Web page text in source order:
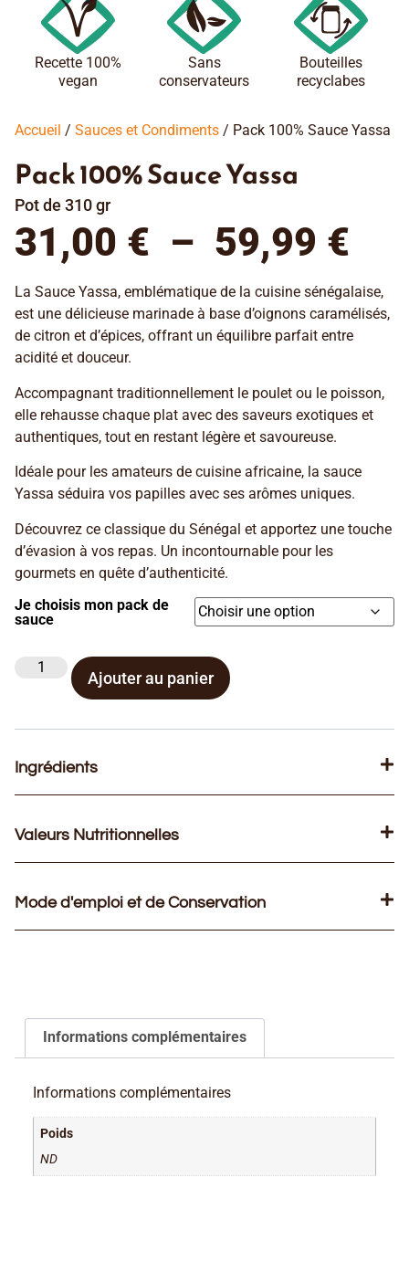
Recette 100%
vegan
Sans
conservateurs
Bouteilles
recyclabes
Accueil / Sauces et Condiments / Pack 100% Sauce Yassa
Pack 100% Sauce Yassa
Pot de 310 gr
31,00 € – 59,99 €
La Sauce Yassa, emblématique de la cuisine sénégalaise,
est une délicieuse marinade à base d’oignons caramélisés,
de citron et d’épices, offrant un équilibre parfait entre
acidité et douceur.
Accompagnant traditionnellement le poulet ou le poisson,
elle rehausse chaque plat avec des saveurs exotiques et
authentiques, tout en restant légère et savoureuse.
Idéale pour les amateurs de cuisine africaine, la sauce
Yassa séduira vos papilles avec ses arômes uniques.
Découvrez ce classique du Sénégal et apportez une touche
d’évasion à vos repas. Un incontournable pour les
gourmets en quête d’authenticité.
Je choisis mon pack de
sauce
Ajouter au panier
Ingrédients
Valeurs Nutritionnelles
Mode d'emploi et de Conservation
Informations complémentaires
Informations complémentaires
Poids
ND